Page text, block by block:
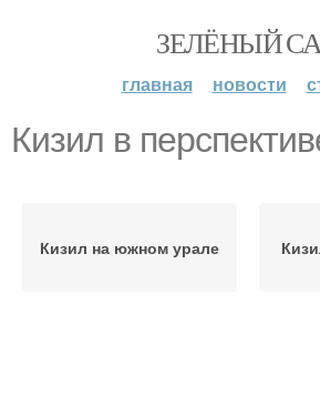
ЗЕЛЁНЫЙ
главная новости
Кизил в
Кизил на южном урале